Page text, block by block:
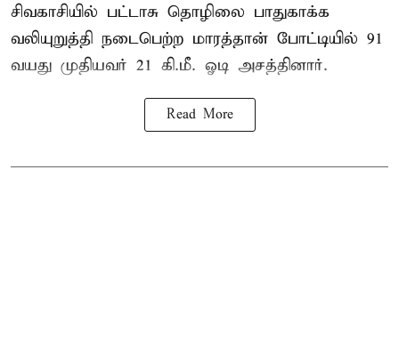
சிவகாசியில் பட்டாசு தொழிலை பாதுகாக்க
வலியுறுத்தி நடைபெற்ற மாரத்தான் போட்டியில் 91
வயது முதியவர் 21 கி.மீ. ஓடி அசத்தினார்.
Read More